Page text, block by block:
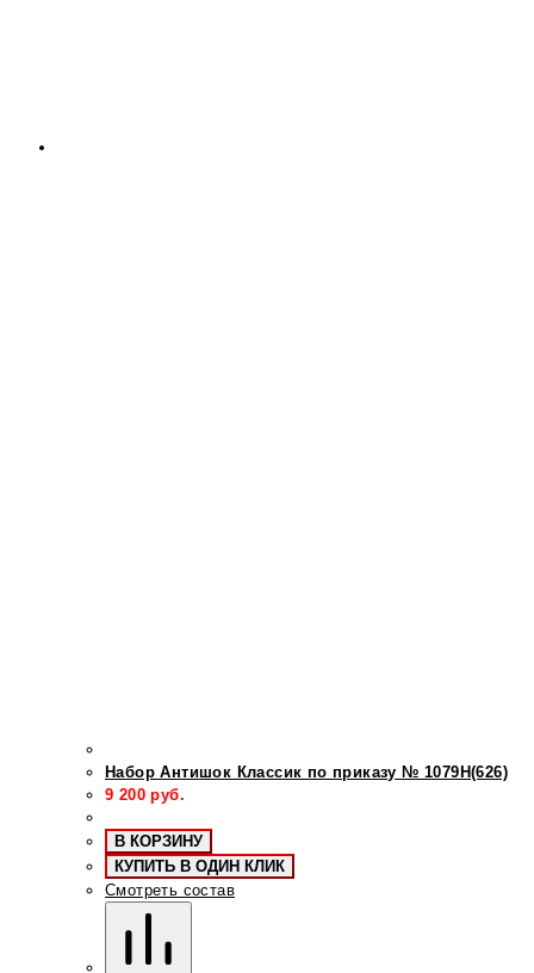
Набор Антишок Классик по приказу № 1079Н(626)
9 200 руб.
В КОРЗИНУ
КУПИТЬ В ОДИН КЛИК
Смотреть состав